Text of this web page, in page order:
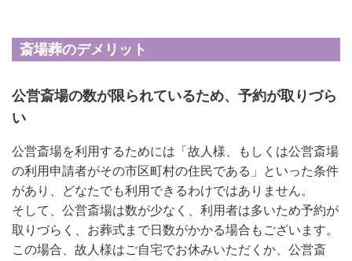
斎場葬のデメリット
公営斎場の数が限られているため、予約が取りづら
い
公営斎場を利用するためには「故人様、もしくは公営斎場
の利用申請者がその市区町村の住民である」といった条件
があり、どなたでも利用できるわけではありません。
そして、公営斎場は数が少なく、利用者は多いため予約が
取りづらく、お葬式まで日数がかかる場合もございます。
この場合、故人様はご自宅でお休みいただくか、公営斎